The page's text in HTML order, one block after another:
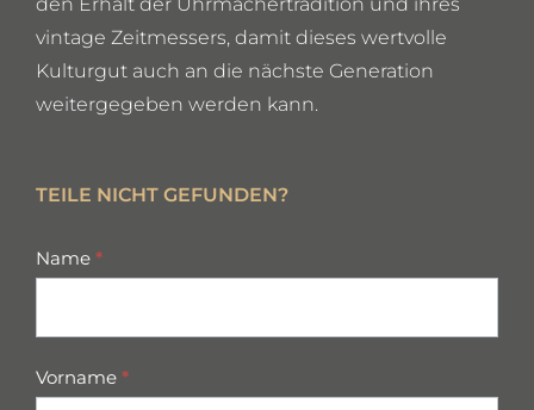
vintage Zeitmessers, damit dieses wertvolle
Kulturgut auch an die nächste Generation
weitergegeben werden kann.
TEILE NICHT GEFUNDEN?
missing
Name *
Vorname *